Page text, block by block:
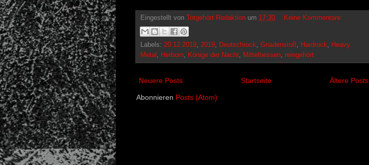
Eingestellt von Totgehört Redaktion um 17:30 Keine Kommentare:
Labels: 20.12.2019 2019 Deutschrock Gnadenstoß Hardrock
Heavy
Metal
Herborn Könige der Nacht Mittelhessen reingehört
Neuere Posts Ältere Posts
Startseite
Abonnieren Posts (Atom)